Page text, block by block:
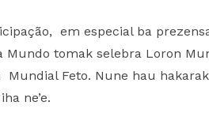
em especial ba
tomak selebra Loron
Feto. Nune hau
ne’e.